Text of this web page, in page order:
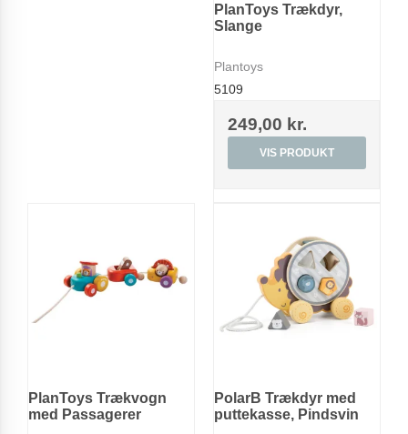
PlanToys Trækdyr,
Slange
Plantoys
5109
249,00 kr.
VIS PRODUKT
PlanToys Trækvogn
med Passagerer
PolarB Trækdyr med
puttekasse, Pindsvin